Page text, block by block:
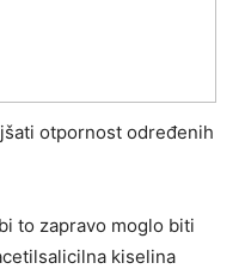
otpornost određenih
to zapravo moglo biti
kiselina